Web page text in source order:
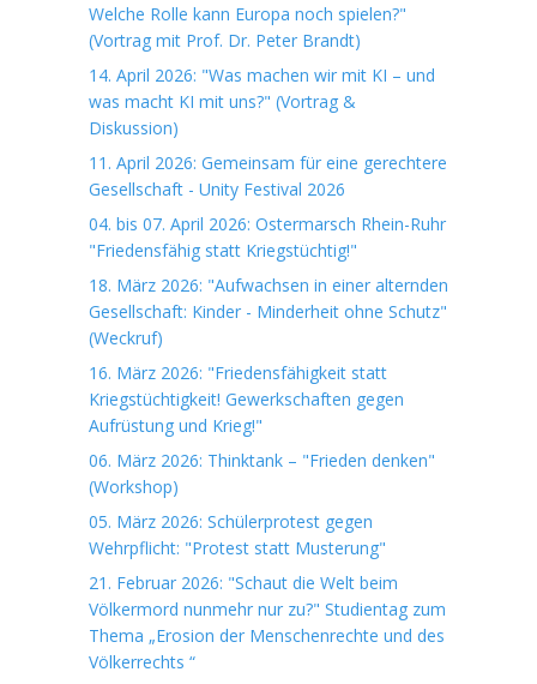
Welche Rolle kann Europa noch spielen?"
(Vortrag mit Prof. Dr. Peter Brandt)
14. April 2026: "Was machen wir mit KI – und
was macht KI mit uns?" (Vortrag &
Diskussion)
11. April 2026: Gemeinsam für eine gerechtere
Gesellschaft - Unity Festival 2026
04. bis 07. April 2026: Ostermarsch Rhein-Ruhr
"Friedensfähig statt Kriegstüchtig!"
18. März 2026: "Aufwachsen in einer alternden
Gesellschaft: Kinder - Minderheit ohne Schutz"
(Weckruf)
16. März 2026: "Friedensfähigkeit statt
Kriegstüchtigkeit! Gewerkschaften gegen
Aufrüstung und Krieg!"
06. März 2026: Thinktank – "Frieden denken"
(Workshop)
05. März 2026: Schülerprotest gegen
Wehrpflicht: "Protest statt Musterung"
21. Februar 2026: "Schaut die Welt beim
Völkermord nunmehr nur zu?" Studientag zum
Thema „Erosion der Menschenrechte und des
Völkerrechts “